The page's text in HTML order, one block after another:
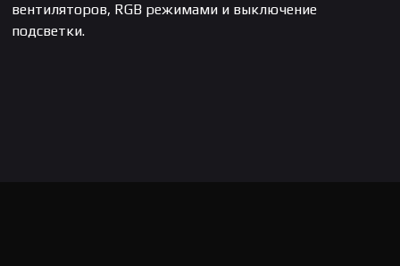
вентиляторов, RGB режимами и выключение
подсветки.